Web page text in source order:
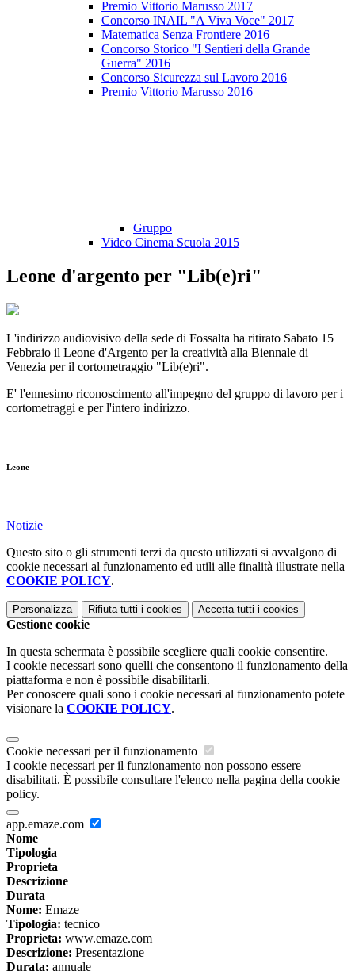
Premio Vittorio Marusso 2017
Concorso INAIL "A Viva Voce" 2017
Matematica Senza Frontiere 2016
Concorso Storico "I Sentieri della Grande
Guerra" 2016
Concorso Sicurezza sul Lavoro 2016
Premio Vittorio Marusso 2016
Gruppo
Video Cinema Scuola 2015
Leone d'argento per "Lib(e)ri"
L'indirizzo audiovisivo della sede di Fossalta ha ritirato Sabato 15
Febbraio il Leone d'Argento per la creatività alla Biennale di
Venezia per il cortometraggio "Lib(e)ri".
E' l'ennesimo riconoscimento all'impegno del gruppo di lavoro per i
cortometraggi e per l'intero indirizzo.
Leone
Notizie
Questo sito o gli strumenti terzi da questo utilizzati si avvalgono di
cookie necessari al funzionamento ed utili alle finalità illustrate nella
COOKIE POLICY.
Personalizza Rifiuta tutti i cookies Accetta tutti i cookies
Gestione cookie
In questa schermata è possibile scegliere quali cookie consentire.
I cookie necessari sono quelli che consentono il funzionamento della
piattaforma e non è possibile disabilitarli.
Per conoscere quali sono i cookie necessari al funzionamento potete
visionare la COOKIE POLICY.
Cookie necessari per il funzionamento
I cookie necessari per il funzionamento non possono essere
disabilitati. È possibile consultare l'elenco nella pagina della cookie
policy.
app.emaze.com
Nome
Tipologia
Proprieta
Descrizione
Durata
Nome: Emaze
Tipologia: tecnico
Proprieta: www.emaze.com
Descrizione: Presentazione
Durata: annuale